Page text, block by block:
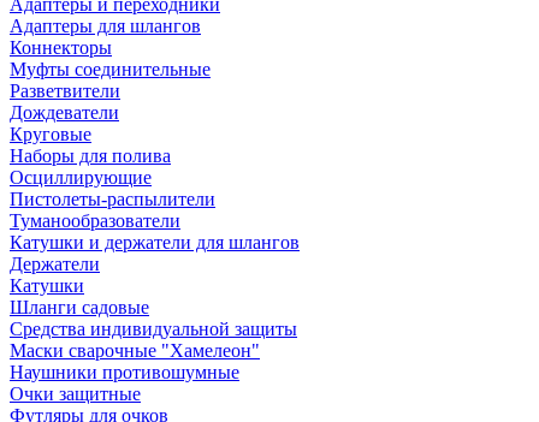
Адаптеры и переходники
Адаптеры для шлангов
Коннекторы
Муфты соединительные
Разветвители
Дождеватели
Круговые
Наборы для полива
Осциллирующие
Пистолеты-распылители
Туманообразователи
Катушки и держатели для шлангов
Держатели
Катушки
Шланги садовые
Средства индивидуальной защиты
Маски сварочные "Хамелеон"
Наушники противошумные
Очки защитные
Футляры для очков